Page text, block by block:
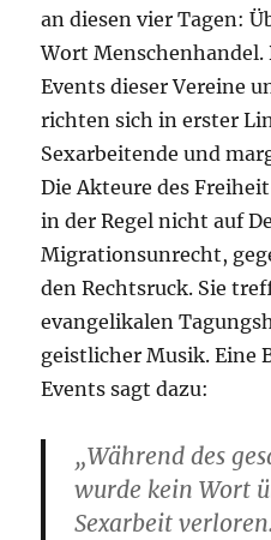
an diesen vier Tagen:
Wort
Events dieser Vereine
richten sich in erster
Sexarbeitende und
Die Akteure des
in der Regel nicht auf
Migrationsunrecht,
den Rechtsruck. Sie
evangelikalen
geistlicher Musik. Eine
Events sagt dazu:
„Während des
wurde kein Wort
Sexarbeit